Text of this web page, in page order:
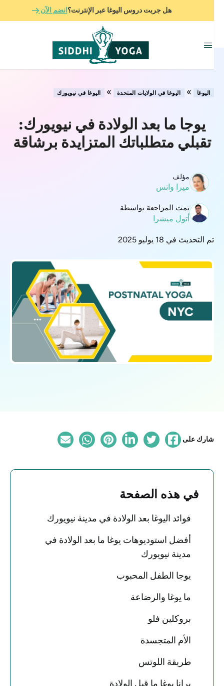
هل جربت دروس اليوغا عبر الإنترنت؟انضم الآن
اليوغا » اليوغا في الولايات المتحدة » اليوغا في نيويورك
يوجا ما بعد الولادة في نيويورك:
تقبلي متطلباتك المتزايدة برشاقة
مؤلف
ميرا واتس
تمت المراجعة بواسطة
أتول ميشرا
تم التحديث في 18 يوليو 2025
شارك على
في هذه الصفحة
فوائد اليوغا بعد الولادة في مدينة نيويورك
أفضل استوديوهات يوغا ما بعد الولادة في
مدينة نيويورك
يوجا الطفل المحبوب
ما يوغا والرضاعة
بروكلين فلو
الأم المتجسدة
طريقة اللوتس
برانا يوغا ما قبل الولادة